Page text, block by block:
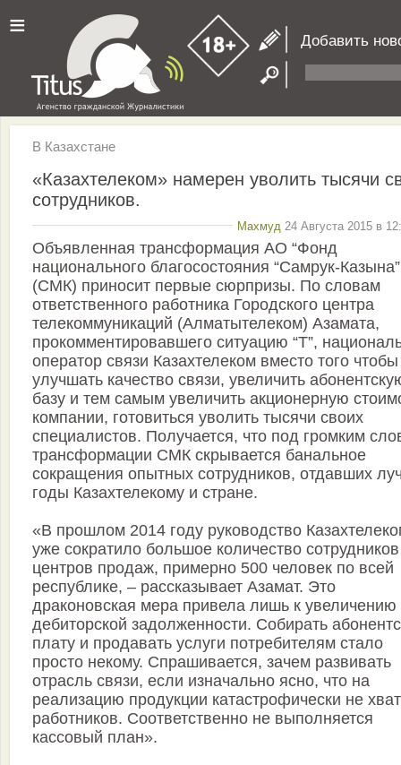
≡ Добавить
В Казахстане
«Казахтелеком» намерен уволить тысячи
сотрудников.
Махмуд 24 Августа 2015 в
Объявленная трансформация АО “Фонд
национального благосостояния “Самрук-Казына”
(СМК) приносит первые сюрпризы. По словам
ответственного работника Городского центра
телекоммуникаций (Алматытелеком) Азамата,
прокомментировавшего ситуацию “Т”,
оператор связи Казахтелеком вместо того чтобы
улучшать качество связи, увеличить
базу и тем самым увеличить акционерную
компании, готовиться уволить тысячи своих
специалистов. Получается, что под громким
трансформации СМК скрывается банальное
сокращения опытных сотрудников, отдавших
годы Казахтелекому и стране.
«В прошлом 2014 году руководство
уже сократило большое количество сотрудников
центров продаж, примерно 500 человек по всей
республике, – рассказывает Азамат. Это
драконовская мера привела лишь к увеличению
дебиторской задолженности. Собирать
плату и продавать услуги потребителям стало
просто некому. Спрашивается, зачем развивать
отрасль связи, если изначально ясно, что на
реализацию продукции катастрофически не
работников. Соответственно не выполняется
кассовый план».